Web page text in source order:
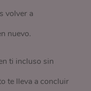
volver a
nuevo.
ti incluso sin
te lleva a concluir